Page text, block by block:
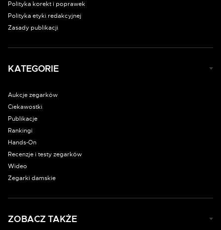
Polityka korekt i poprawek
Polityka etyki redakcyjnej
Zasady publikacji
KATEGORIE
Aukcje zegarków
Ciekawostki
Publikacje
Rankingi
Hands-On
Recenzje i testy zegarków
Wideo
Zegarki damskie
ZOBACZ TAKŻE